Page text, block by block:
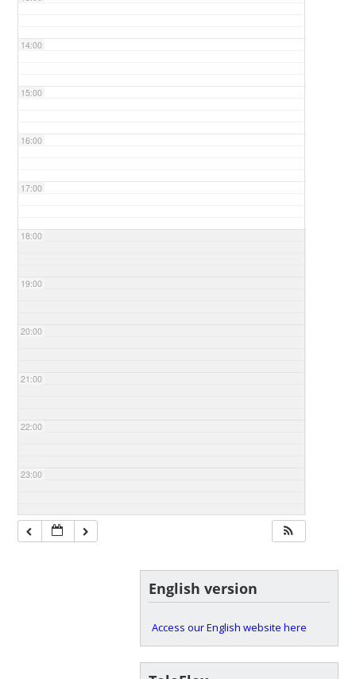
14:00
15:00
16:00
17:00
18:00
19:00
20:00
21:00
22:00
23:00
English version
Access our English website here